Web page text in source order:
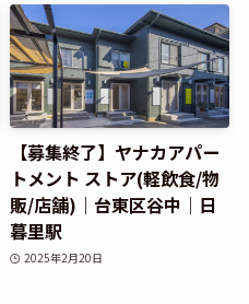
【募集終了】ヤナカアパー
トメント ストア(軽飲食/物
販/店舗)｜台東区谷中｜日
暮里駅
2025年2月20日